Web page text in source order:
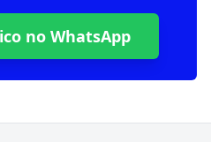
no WhatsApp